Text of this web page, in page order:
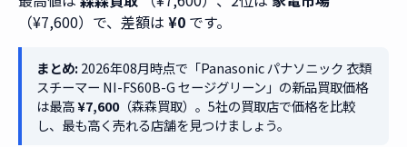
（¥7,600）で、差額は ¥0 です。
まとめ:2026年08月時点で「Panasonic パナソニック 衣類
スチーマー NI-FS60B-G セージグリーン」の新品買取価格
は最高¥7,600（森森買取）。5社の買取店で価格を比較
し、最も高く売れる店舗を見つけましょう。